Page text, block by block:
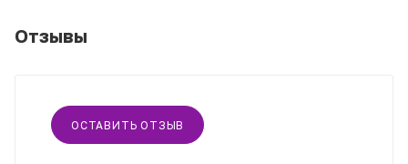
Отзывы
ОСТАВИТЬ ОТЗЫВ